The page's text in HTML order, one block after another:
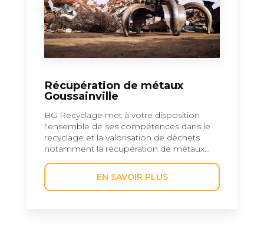
Récupération de métaux
Goussainville
BG Recyclage met à votre disposition
l'ensemble de ses compétences dans le
recyclage et la valorisation de déchets
notamment la récupération de métaux...
EN SAVOIR PLUS